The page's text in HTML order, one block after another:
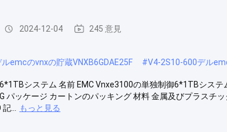
2024-12-04 245 意見
ルemcのvnxの貯蔵VNXB6GDAE25F #V4-2S10-600デル
システム 名前 EMC Vnxe3100の単独制御6*1TBシステ
パッケージ カートンのパッキング 材料 金属及びプラスチ
...
もっと見る